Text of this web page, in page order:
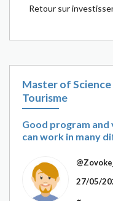
Retour sur
Master of
Tourisme
Good program
can work in many
27/05/